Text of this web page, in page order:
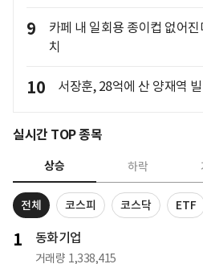
9
카페 내 일회용 종이컵 없어
치
10 서장훈, 28억에 산 양재역
실시간 TOP 종목
상승 하락
전체 코스피 코스닥 ETF
1 동화기업
거래량 1,338,415